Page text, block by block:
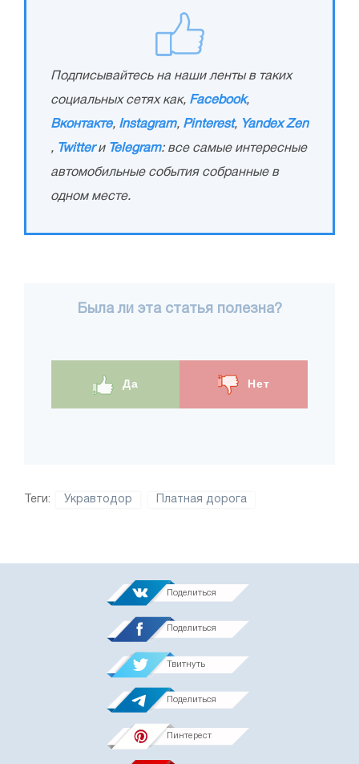
Подписывайтесь на наши ленты в таких
социальных сетях как, Facebook,
Вконтакте, Instagram, Pinterest, Yandex Zen
, Twitterи Telegram: все самые интересные
автомобильные события собранные в
одном месте.
Была ли эта статья полезна?
Да Нет
Теги: Укравтодор Платная дорога
Поделиться
Поделиться
Твитнуть
Поделиться
Пинтерест